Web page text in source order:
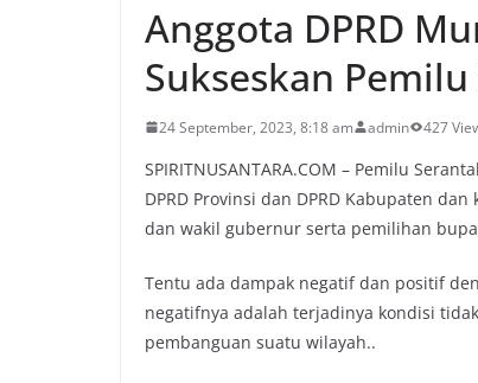
Anggota DPRD
Sukseskan
24 September, 2023, 8:18 am admin 427
SPIRITNUSANTARA.COM – Pemilu
DPRD Provinsi dan DPRD Kabupaten
dan wakil gubernur serta pemilihan
Tentu ada dampak negatif dan positif
negatifnya adalah terjadinya kondisi
pembanguan suatu wilayah..